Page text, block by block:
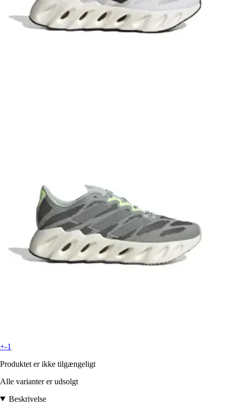
+-1
Produktet er ikke tilgængeligt
Alle varianter er udsolgt
Beskrivelse